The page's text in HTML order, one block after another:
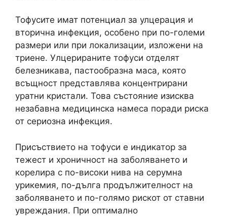
Тофусите имат потенциал за улцерация и
вторична инфекция, особено при по-големи
размери или при локализации, изложени на
триене. Улцерираните тофуси отделят
белезникава, пастообразна маса, която
всъщност представлява концентрирани
уратни кристали. Това състояние изисква
незабавна медицинска намеса поради риска
от сериозна инфекция.
Присъствието на тофуси е индикатор за
тежест и хроничност на заболяването и
корелира с по-високи нива на серумна
урикемия, по-дълга продължителност на
заболяването и по-голямо рискот от ставни
увреждания. При оптимално